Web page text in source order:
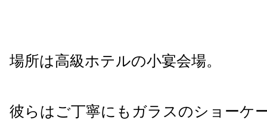
場所は高級ホテルの小宴会場。
彼らはご丁寧にもガラスのショーケ